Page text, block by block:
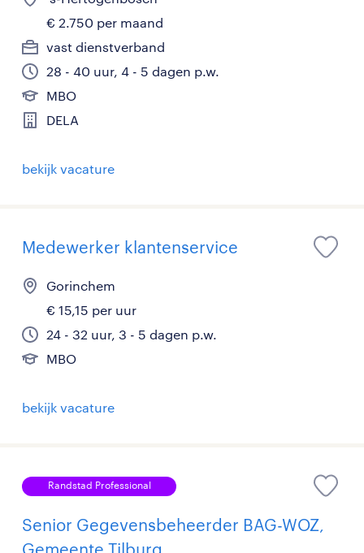
€ 2.750 per maand
vast dienstverband
28 - 40 uur, 4 - 5 dagen p.w.
MBO
DELA
bekijk vacature
Medewerker klantenservice
Gorinchem
€ 15,15 per uur
24 - 32 uur, 3 - 5 dagen p.w.
MBO
bekijk vacature
Randstad Professional
Senior Gegevensbeheerder BAG-WOZ,
Gemeente Tilburg